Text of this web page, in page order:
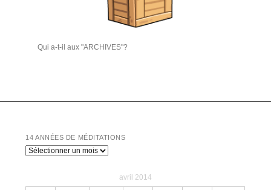
Qui a-t-il aux "ARCHIVES"?
14 ANNÉES DE MÉDITATIONS
14
Méditations
avril 2014